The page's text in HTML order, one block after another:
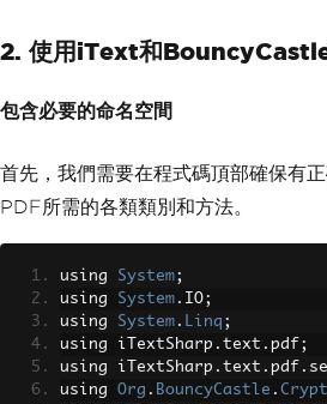
2. 使用iText和
包含必要的命名空間
首先，我們需要在程式碼頂部確保有
PDF所需的各類類別和方法。
using System;
using System . IO;
using System . Linq ;
using iTextSharp . text . pdf ;
using iTextSharp . text . pdf .
using Org . BouncyCastle .